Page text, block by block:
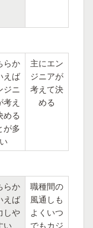
らか
えば
ジニ
考え
める
が多
い
主にエン
ジニアが
考えて決
める
らか
えば
しや
い
職種間の
風通しも
よくいつ
でもカジ